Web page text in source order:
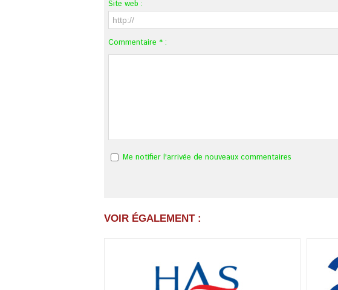
Site web :
Commentaire * :
Me notifier l'arrivée de nouveaux commentaires
VOIR ÉGALEMENT :